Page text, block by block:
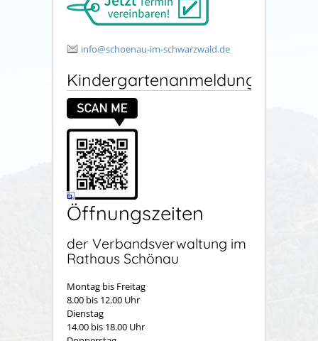
info@schoenau-im-schwarzwald.de
Kindergartenanmeldung
Öffnungszeiten
der Verbandsverwaltung im
Rathaus Schönau
Montag bis Freitag
8.00 bis 12.00 Uhr
Dienstag
14.00 bis 18.00 Uhr